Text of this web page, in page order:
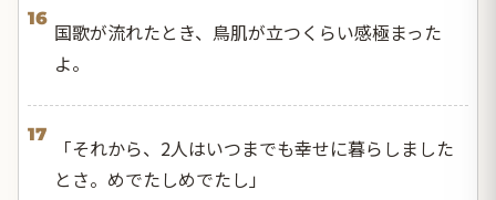
16
国歌が流れたとき、鳥肌が立つくらい感極まった
よ。
17
「それから、2人はいつまでも幸せに暮らしました
とさ。めでたしめでたし」